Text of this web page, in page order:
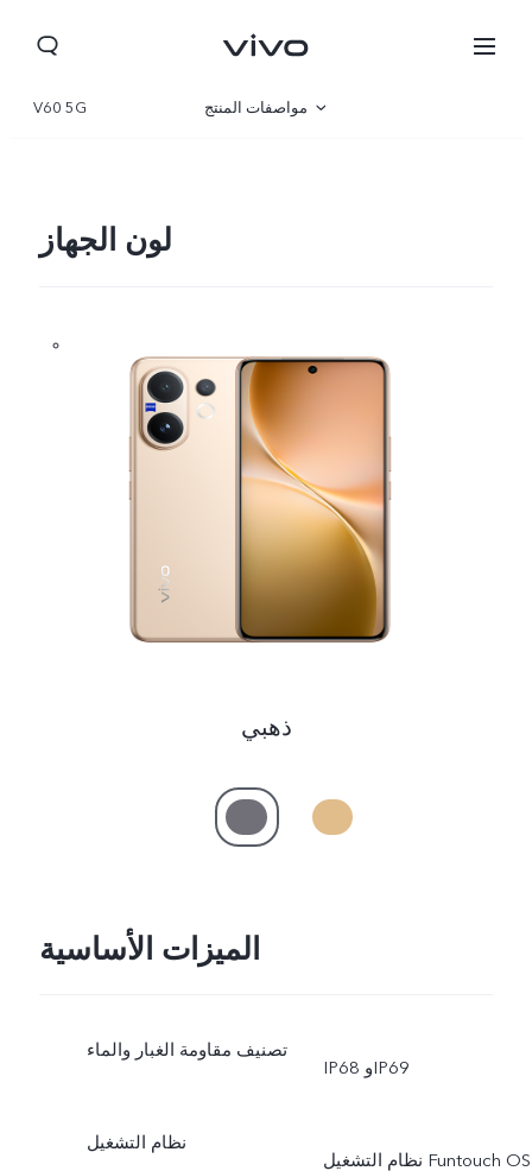
V60 5G مواصفات المنتج
لون الجهاز
ذهبي
الميزات الأساسية
تصنيف مقاومة الغبار والماء
IP68 وIP69
نظام التشغيل
نظام التشغيل Funtouch OS